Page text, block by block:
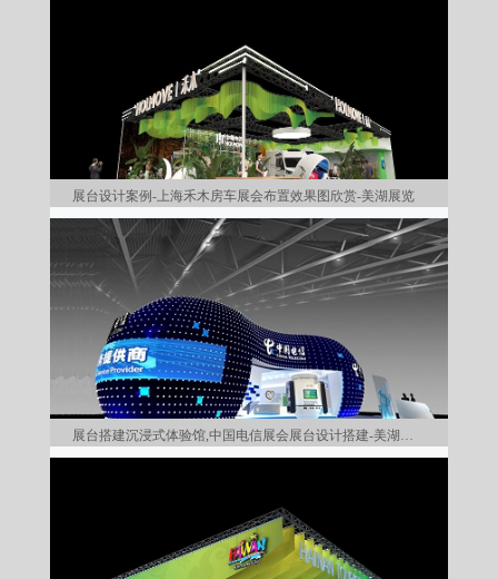
展台设计案例-上海禾木房车展会布置效果图欣赏-美湖展览